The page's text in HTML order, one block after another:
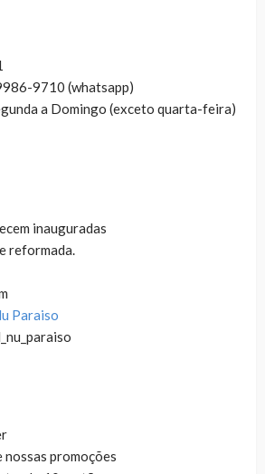
9710 (whatsapp)
a Domingo (exceto quarta-feira)
inauguradas
reformada.
Paraiso
promoções